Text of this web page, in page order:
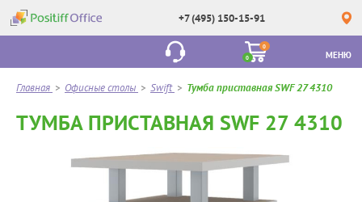
+7 (495) 150-15-91
0
0
МЕНЮ
Главная > Офисные столы > Swift > Тумба приставная SWF 27 4310
ТУМБА ПРИСТАВНАЯ SWF 27 4310